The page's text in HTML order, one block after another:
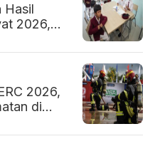
Hasil
2026,
2026,
di